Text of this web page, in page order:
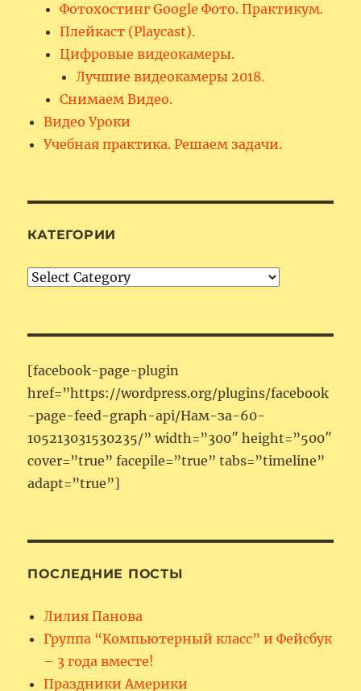
Фотохостинг Google Фото. Практикум.
Плейкаст (Playcast).
Цифровые видеокамеры.
Лучшие видеокамеры 2018.
Снимаем Видео.
Видео Уроки
Учебная практика. Решаем задачи.
КАТЕГОРИИ
Категории
[facebook-page-plugin
href=”https://wordpress.org/plugins/facebook
-page-feed-graph-api/Нам-за-60-
105213031530235/” width=”300″ height=”500″
cover=”true” facepile=”true” tabs=”timeline”
adapt=”true”]
ПОСЛЕДНИЕ ПОСТЫ
Лилия Панова
Группа “Компьютерный класс” и Фейсбук
– 3 года вместе!
Праздники Америки